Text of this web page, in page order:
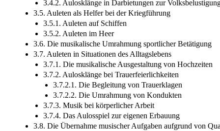
3.4.2. Aulosklänge in Darbietungen zur
3.5. Auleten als Helfer bei der Kriegführung
3.5.1. Auleten auf Schiffen
3.5.2. Auleten im Heer
3.6. Die musikalische Umrahmung sportlicher Betätigung
3.7. Auleten in Situationen des Alltagslebens
3.7.1. Die musikalische Ausgestaltung von Hochzeiten
3.7.2. Aulosklänge bei Trauerfeierlichkeiten
3.7.2.1. Die Begleitung von Trauerklagen
3.7.2.2. Die Umrahmung von Kondukten
3.7.3. Musik bei körperlicher Arbeit
3.7.4. Das Aulosspiel zur eigenen Erbauung
3.8. Die Übernahme musischer Aufgaben aufgrund von